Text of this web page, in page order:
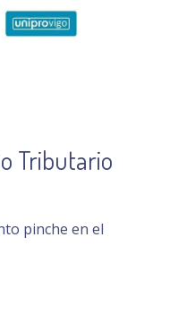
Tributario
pinche en el